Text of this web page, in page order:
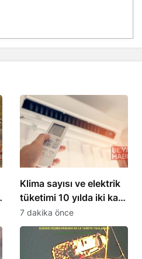
Klima sayısı ve elektrik
tüketimi 10 yılda iki kat
artacak
7 dakika önce